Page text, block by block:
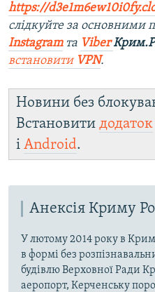
https://
слідкуйте за основними
Instagramта Viber
встановити VPN.
Новини без
Встановити додаток
і Android.
Анексія Криму
У лютому 2014 року в
в формі без
будівлю Верховної Ради
аеропорт, Керченську